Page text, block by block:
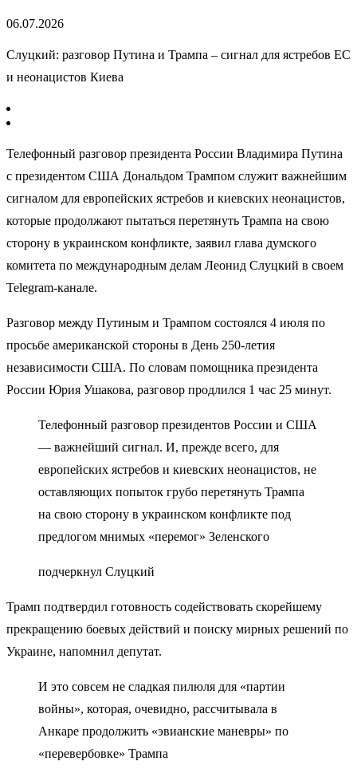
06.07.2026
Слуцкий: разговор Путина и Трампа – сигнал для ястребов ЕС
и неонацистов Киева
Телефонный разговор президента России Владимира Путина
с президентом США Дональдом Трампом служит важнейшим
сигналом для европейских ястребов и киевских неонацистов,
которые продолжают пытаться перетянуть Трампа на свою
сторону в украинском конфликте, заявил глава думского
комитета по международным делам Леонид Слуцкий в своем
Telegram-канале.
Разговор между Путиным и Трампом состоялся 4 июля по
просьбе американской стороны в День 250-летия
независимости США. По словам помощника президента
России Юрия Ушакова, разговор продлился 1 час 25 минут.
Телефонный разговор президентов России и США
— важнейший сигнал. И, прежде всего, для
европейских ястребов и киевских неонацистов, не
оставляющих попыток грубо перетянуть Трампа
на свою сторону в украинском конфликте под
предлогом мнимых «перемог» Зеленского
подчеркнул Слуцкий
Трамп подтвердил готовность содействовать скорейшему
прекращению боевых действий и поиску мирных решений по
Украине, напомнил депутат.
И это совсем не сладкая пилюля для «партии
войны», которая, очевидно, рассчитывала в
Анкаре продолжить «эвианские маневры» по
«перевербовке» Трампа